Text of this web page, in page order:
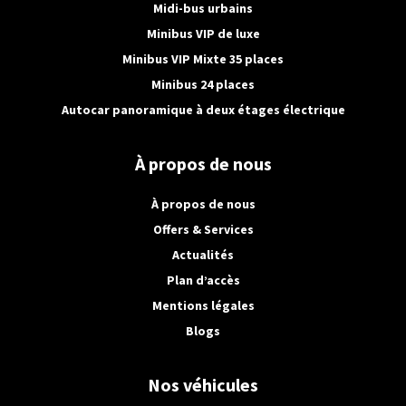
scolaire en Europe sans climatisations. Vous
trouvez notre gamme de Mercedes SPRINTER
514, 516 ou 519 avec ou sans Telma équipé avec
éthylotest et pictogrammes lumineux de série et
avec une variation du nombre de places assises
Midi-bus urbains
Minibus VIP de luxe
Minibus VIP Mixte 35 places
Minibus 24 places
Autocar panoramique à deux étages électrique
À propos de nous
À propos de nous
Offers & Services
Actualités
Plan d’accès
Mentions légales
Blogs
Nos véhicules